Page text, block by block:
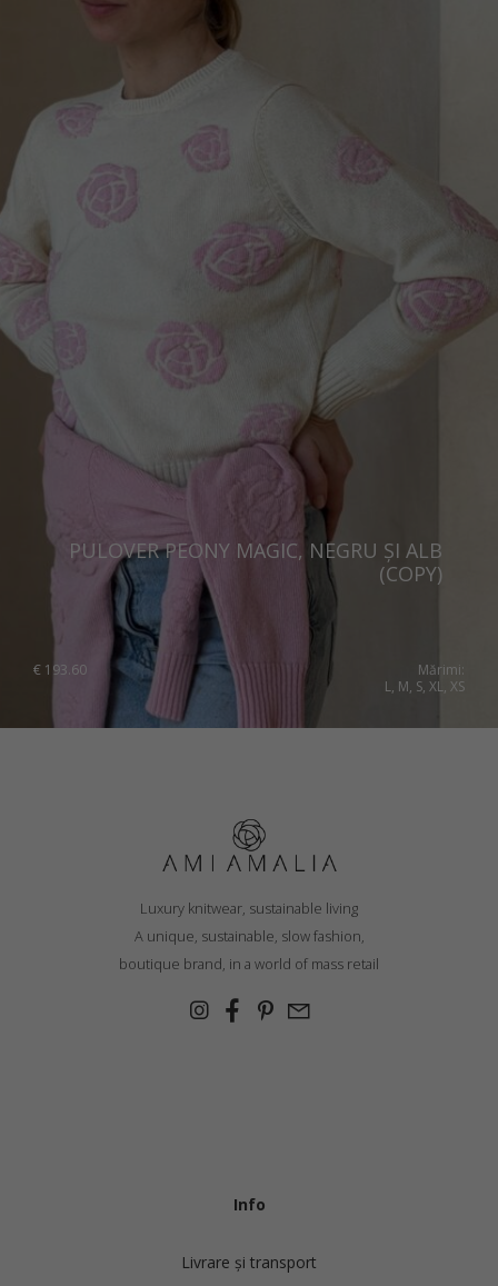
PULOVER PEONY MAGIC, NEGRU ȘI ALB
(COPY)
€ 193.60
Mărimi:
L, M, S, XL, XS
Luxury knitwear, sustainable living
A unique, sustainable, slow fashion,
boutique brand, in a world of mass retail
Info
Livrare și transport